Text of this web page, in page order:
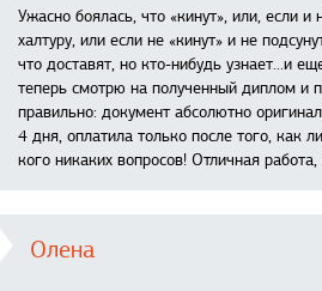
Ужасно боялась, что «кинут», или, если и
халтуру, или если не «кинут» и не
что доставят, но кто-нибудь узнает...и
теперь смотрю на полученный диплом и
правильно: документ абсолютно
4 дня, оплатила только после того, как
кого никаких вопросов! Отличная
Олена